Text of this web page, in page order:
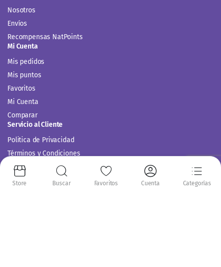
Nosotros
Envíos
Recompensas NatPoints
Mi Cuenta
Mis pedidos
Mis puntos
Favoritos
Mi Cuenta
Comparar
Servicio al Cliente
Politica de Privacidad
Términos y Condiciones
Siguenos en:
Store Buscar Favoritos Cuenta Categorías